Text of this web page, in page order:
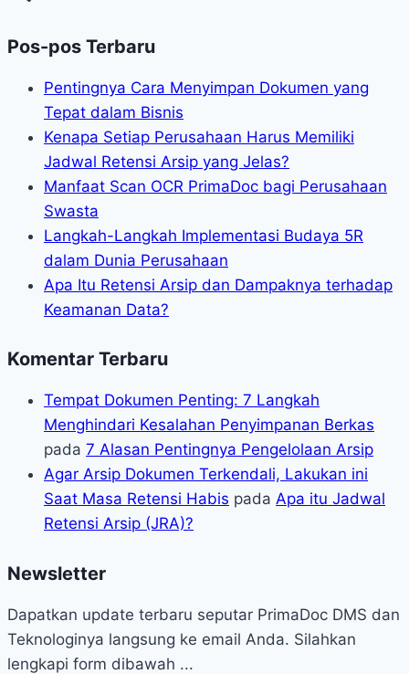
Pos-pos Terbaru
Pentingnya Cara Menyimpan Dokumen yang
Tepat dalam Bisnis
Kenapa Setiap Perusahaan Harus Memiliki
Jadwal Retensi Arsip yang Jelas?
Manfaat Scan OCR PrimaDoc bagi Perusahaan
Swasta
Langkah-Langkah Implementasi Budaya 5R
dalam Dunia Perusahaan
Apa Itu Retensi Arsip dan Dampaknya terhadap
Keamanan Data?
Komentar Terbaru
Tempat Dokumen Penting: 7 Langkah
Menghindari Kesalahan Penyimpanan Berkas
pada 7 Alasan Pentingnya Pengelolaan Arsip
Agar Arsip Dokumen Terkendali, Lakukan ini
Saat Masa Retensi Habis pada Apa itu Jadwal
Retensi Arsip (JRA)?
Newsletter
Dapatkan update terbaru seputar PrimaDoc DMS dan
Teknologinya langsung ke email Anda. Silahkan
lengkapi form dibawah ...